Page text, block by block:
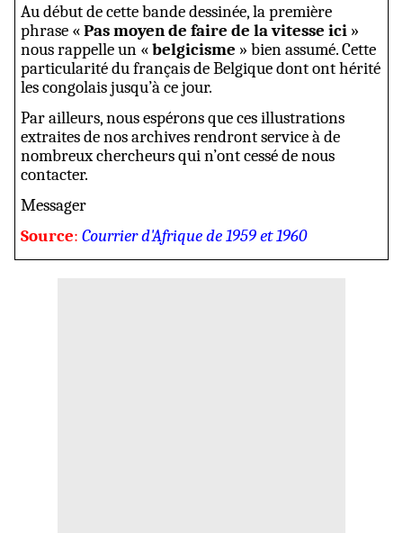
Au début de cette bande dessinée, la première
phrase «Pas moyen de faire de la vitesse ici»
nous rappelle un «belgicisme » bien assumé. Cette
particularité du français de Belgique dont ont hérité
les congolais jusqu’à ce jour.
Par ailleurs, nous espérons que ces illustrations
extraites de nos archives rendront service à de
nombreux chercheurs qui n’ont cessé de nous
contacter.
Messager
Source: Courrier d'Afrique de 1959 et 1960